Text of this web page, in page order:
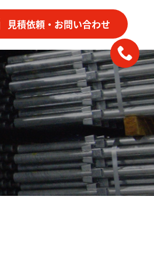
見積依頼・お問い合わせ